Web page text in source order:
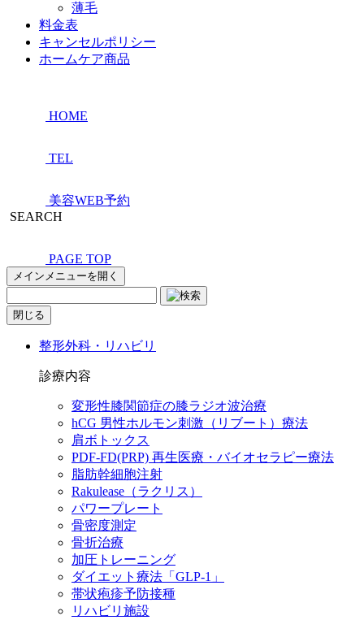
薄毛
料金表
キャンセルポリシー
ホームケア商品
HOME
TEL
美容WEB予約
SEARCH
PAGE TOP
メインメニューを開く
閉じる
整形外科・リハビリ
診療内容
変形性膝関節症の膝ラジオ波治療
hCG 男性ホルモン刺激（リブート）療法
肩ボトックス
PDF-FD(PRP) 再生医療・バイオセラピー療法
脂肪幹細胞注射
Rakulease（ラクリス）
パワープレート
骨密度測定
骨折治療
加圧トレーニング
ダイエット療法「GLP-1」
帯状疱疹予防接種
リハビリ施設